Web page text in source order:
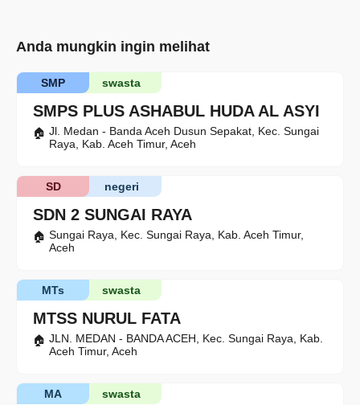
Anda mungkin ingin melihat
SMPS PLUS ASHABUL HUDA AL ASYI
swasta
SMP
Jl. Medan - Banda Aceh Dusun Sepakat, Kec. Sungai
Raya, Kab. Aceh Timur, Aceh
SDN 2 SUNGAI RAYA
negeri
SD
Sungai Raya, Kec. Sungai Raya, Kab. Aceh Timur,
Aceh
MTSS NURUL FATA
swasta
MTs
JLN. MEDAN - BANDA ACEH, Kec. Sungai Raya, Kab.
Aceh Timur, Aceh
swasta
MA